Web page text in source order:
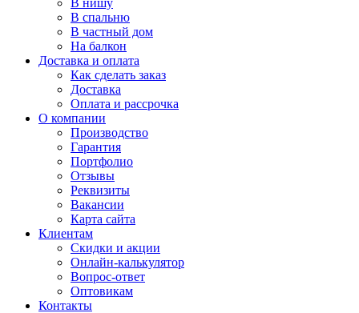
В нишу
В спальню
В частный дом
На балкон
Доставка и оплата
Как сделать заказ
Доставка
Оплата и рассрочка
О компании
Производство
Гарантия
Портфолио
Отзывы
Реквизиты
Вакансии
Карта сайта
Клиентам
Скидки и акции
Онлайн-калькулятор
Вопрос-ответ
Оптовикам
Контакты